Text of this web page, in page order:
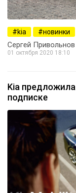
kia новинки
Сергей Привольнов
01 октября 2020 18:10
Kia
подписке